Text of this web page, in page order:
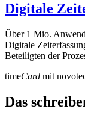
Digitale
Über 1 Mio.
Digitale
Beteiligten der
timeCard mit
Das